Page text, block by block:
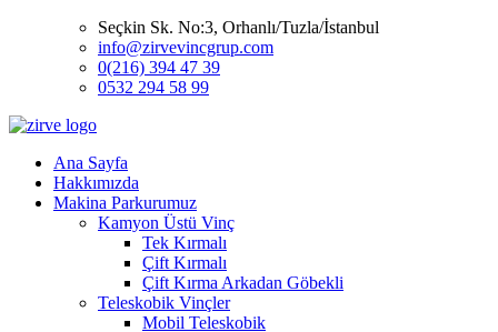
Seçkin Sk. No:3, Orhanlı/Tuzla/İstanbul
info@zirvevincgrup.com
0(216) 394 47 39
0532 294 58 99
Ana Sayfa
Hakkımızda
Makina Parkurumuz
Kamyon Üstü Vinç
Tek Kırmalı
Çift Kırmalı
Çift Kırma Arkadan Göbekli
Teleskobik Vinçler
Mobil Teleskobik